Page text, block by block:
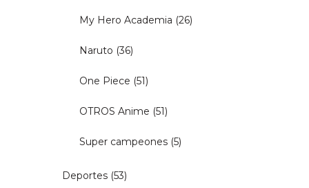
My Hero Academia (26)
Naruto (36)
One Piece (51)
OTROS Anime (51)
Super campeones (5)
Deportes (53)